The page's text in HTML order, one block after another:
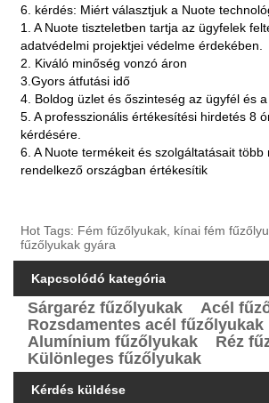
6. kérdés: Miért választjuk a Nuote
1. A Nuote tiszteletben tartja az ügyfelek
adatvédelmi projektjei védelme érdekében.
2. Kiváló minőség vonzó áron
3.Gyors átfutási idő
4. Boldog üzlet és őszinteség az ügyfél és
5. A professzionális értékesítési hirdetés 8
kérdésére.
6. A Nuote termékeit és szolgáltatásait
rendelkező országban értékesítik
Hot Tags: Fém fűzőlyukak, kínai fém
fűzőlyukak gyára
Kapcsolódó kategória
Sárgaréz fűzőlyukak
Acél
Rozsdamentes acél fűzőlyukak
Alumínium fűzőlyukak
Réz
Különleges fűzőlyukak
Kérdés küldése